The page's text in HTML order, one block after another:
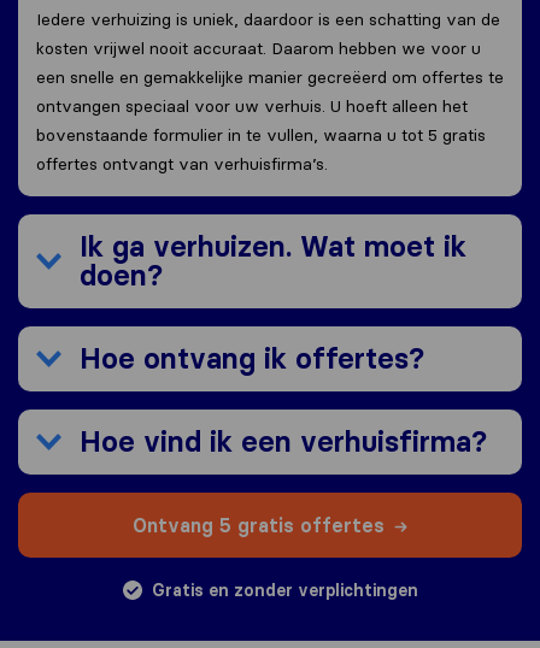
Iedere verhuizing is uniek, daardoor is een schatting van de
kosten vrijwel nooit accuraat. Daarom hebben we voor u
een snelle en gemakkelijke manier gecreëerd om offertes te
ontvangen speciaal voor uw verhuis. U hoeft alleen het
bovenstaande formulier in te vullen, waarna u tot 5 gratis
offertes ontvangt van verhuisfirma’s.
Ik ga verhuizen. Wat moet ik
doen?
Hoe ontvang ik offertes?
Hoe vind ik een verhuisfirma?
Ontvang 5 gratis offertes
Gratis en zonder verplichtingen